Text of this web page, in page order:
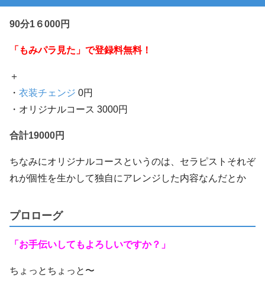
90分1６000円
「もみパラ見た」で登録料無料！
＋
・ 衣装チェンジ 0円
・オリジナルコース 3000円
合計19000円
ちなみにオリジナルコースというのは、セラピストそれぞ
れが個性を生かして独自にアレンジした内容なんだとか
プロローグ
「お手伝いしてもよろしいですか？」
ちょっとちょっと〜